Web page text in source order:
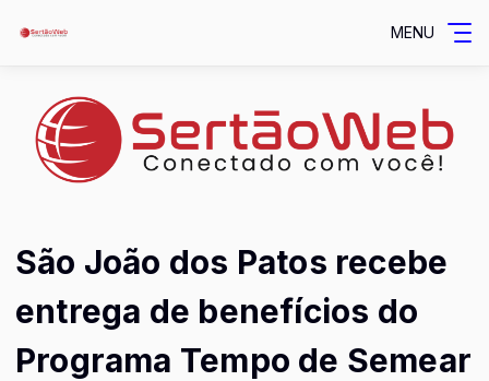
MENU
São João dos Patos recebe
entrega de benefícios do
Programa Tempo de Semear